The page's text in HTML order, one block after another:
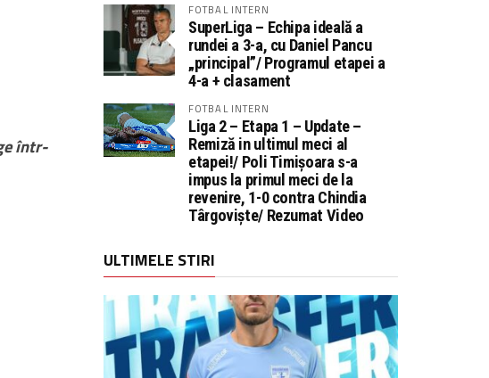
într-
FOTBAL INTERN
SuperLiga – Echipa ideală a
rundei a 3-a, cu Daniel Pancu
„principal”/ Programul etapei a
4-a + clasament
FOTBAL INTERN
Liga 2 – Etapa 1 – Update –
Remiză in ultimul meci al
etapei!/ Poli Timișoara s-a
impus la primul meci de la
revenire, 1-0 contra Chindia
Târgoviște/ Rezumat Video
ULTIMELE STIRI